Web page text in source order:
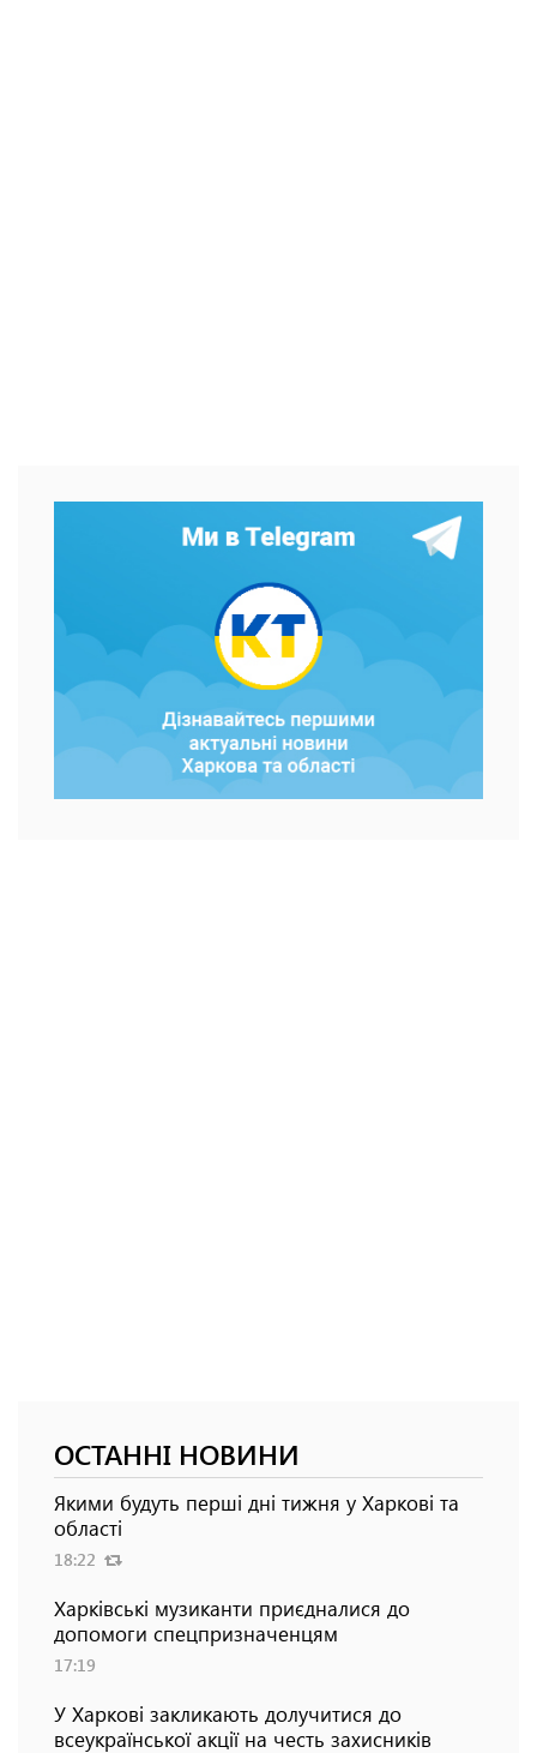
ОСТАННІ НОВИНИ
Якими будуть перші дні тижня у Харкові та
області
18:22
Харківські музиканти приєдналися до
допомоги спецпризначенцям
17:19
У Харкові закликають долучитися до
всеукраїнської акції на честь захисників